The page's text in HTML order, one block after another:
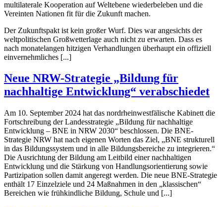
multilaterale Kooperation auf Weltebene wiederbeleben und die
Vereinten Nationen fit für die Zukunft machen.
Der Zukunftspakt ist kein großer Wurf. Dies war angesichts der
weltpolitischen Großwetterlage auch nicht zu erwarten. Dass es
nach monatelangen hitzigen Verhandlungen überhaupt ein offiziell
einvernehmliches [...]
Neue NRW-Strategie „Bildung für
nachhaltige Entwicklung“ verabschiedet
Am 10. September 2024 hat das nordrheinwestfälische Kabinett die
Fortschreibung der Landesstrategie „Bildung für nachhaltige
Entwicklung – BNE in NRW 2030“ beschlossen. Die BNE-
Strategie NRW hat nach eigenen Worten das Ziel, „BNE strukturell
in das Bildungssystem und in alle Bildungsbereiche zu integrieren.“
Die Ausrichtung der Bildung am Leitbild einer nachhaltigen
Entwicklung und die Stärkung von Handlungsorientierung sowie
Partizipation sollen damit angeregt werden. Die neue BNE-Strategie
enthält 17 Einzelziele und 24 Maßnahmen in den „klassischen“
Bereichen wie frühkindliche Bildung, Schule und [...]